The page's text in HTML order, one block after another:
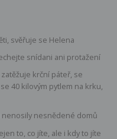
svěřuje se Helena
snídani ani protažení
krční páteř, se
40 kilovým pytlem na krku,
nenosily nesnědené domů
to, co jíte, ale i kdy to jíte